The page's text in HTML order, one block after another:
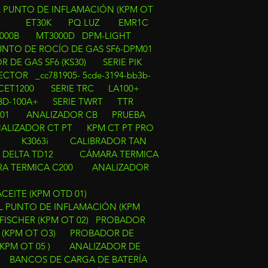
PUNTO DE INFLAMACIÓN (KPM OT
ET30K
PQ LUZ
EMR1C
MT3000D
DPM-LIGHT
DE ROCÍO DE GAS SF6-DPM01
DE GAS SF6 (KS30)
SERIE PIK
_cc781905- 5cde-3194-bb3b-
SERIE TRC
LA100+
100A+
SERIE TWRT
TTR
ANALIZADOR CB
PRUEBA
CT PT
KPM CT PT PRO
K3063i
CALIBRADOR TAN
TD12
CÁMARA TERMICA
TERMICA C200
ANALIZADOR
(KPM OTD 01)
PUNTO DE INFLAMACIÓN (KPM
(KPM OT 02)
PROBADOR
OT O3)
PROBADOR DE
OT 05 )
ANALIZADOR DE
BANCOS DE CARGA DE BATERÍA